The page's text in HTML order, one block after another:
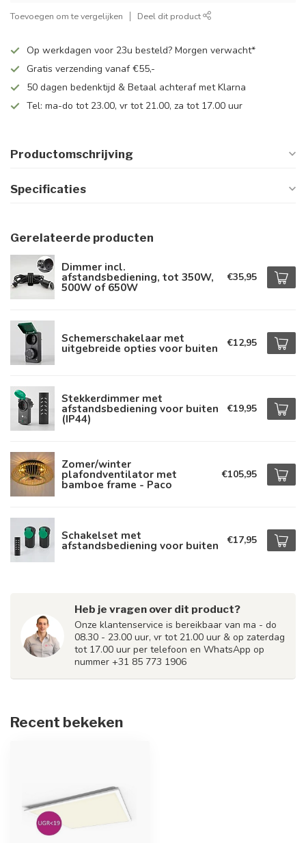
Toevoegen om te vergelijken Deel dit product
Op werkdagen voor 23u besteld? Morgen verwacht*
Gratis verzending vanaf €55,-
50 dagen bedenktijd & Betaal achteraf met Klarna
Tel: ma-do tot 23.00, vr tot 21.00, za tot 17.00 uur
Productomschrijving
Specificaties
Gerelateerde producten
Dimmer incl.
afstandsbediening, tot 350W,
500W of 650W
€35,95
Schemerschakelaar met
uitgebreide opties voor buiten €12,95
Stekkerdimmer met
afstandsbediening voor buiten
(IP44)
€19,95
Zomer/winter
plafondventilator met
bamboe frame - Paco
€105,95
Schakelset met
afstandsbediening voor buiten €17,95
Heb je vragen over dit product?
Onze klantenservice is bereikbaar van ma - do
08.30 - 23.00 uur, vr tot 21.00 uur & op zaterdag
tot 17.00 uur per telefoon en WhatsApp op
nummer +31 85 773 1906
Recent bekeken